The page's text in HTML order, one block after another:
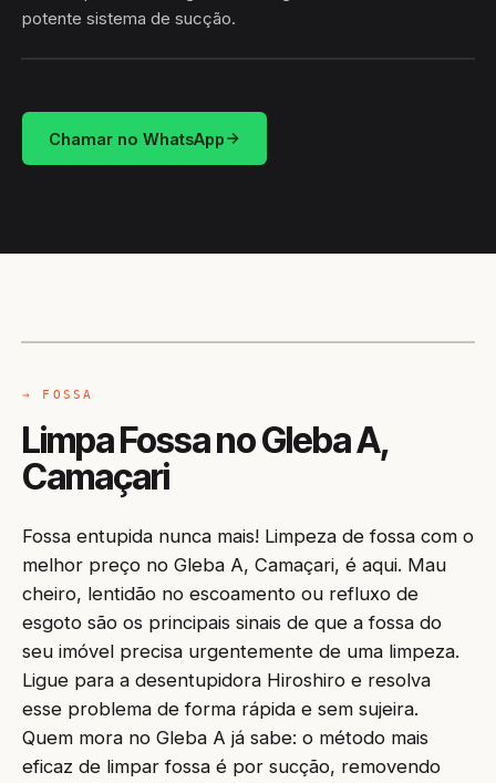
potente sistema de sucção.
HIDROSUCÇÃO
Chamar no WhatsApp
→ FOSSA
Limpa Fossa no Gleba A,
Camaçari
Fossa entupida nunca mais! Limpeza de fossa com o
melhor preço no Gleba A, Camaçari, é aqui. Mau
cheiro, lentidão no escoamento ou refluxo de
esgoto são os principais sinais de que a fossa do
seu imóvel precisa urgentemente de uma limpeza.
Ligue para a desentupidora Hiroshiro e resolva
esse problema de forma rápida e sem sujeira.
Quem mora no Gleba A já sabe: o método mais
eficaz de limpar fossa é por sucção, removendo